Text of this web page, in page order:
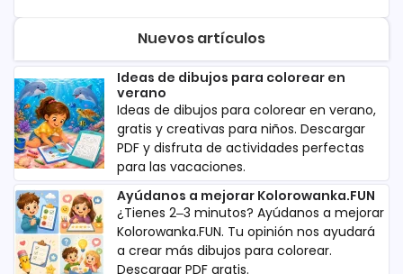
Nuevos artículos
Ideas de dibujos para colorear en
verano
Ideas de dibujos para colorear en verano,
gratis y creativas para niños. Descargar
PDF y disfruta de actividades perfectas
para las vacaciones.
Ayúdanos a mejorar Kolorowanka.FUN
¿Tienes 2–3 minutos? Ayúdanos a mejorar
Kolorowanka.FUN. Tu opinión nos ayudará
a crear más dibujos para colorear.
Descargar PDF gratis.